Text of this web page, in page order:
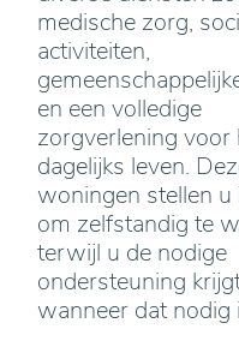
medische zorg,
activiteiten,
en een volledige
zorgverlening voor
dagelijks leven.
woningen stellen u
om zelfstandig te
terwijl u de nodige
ondersteuning
wanneer dat nodig